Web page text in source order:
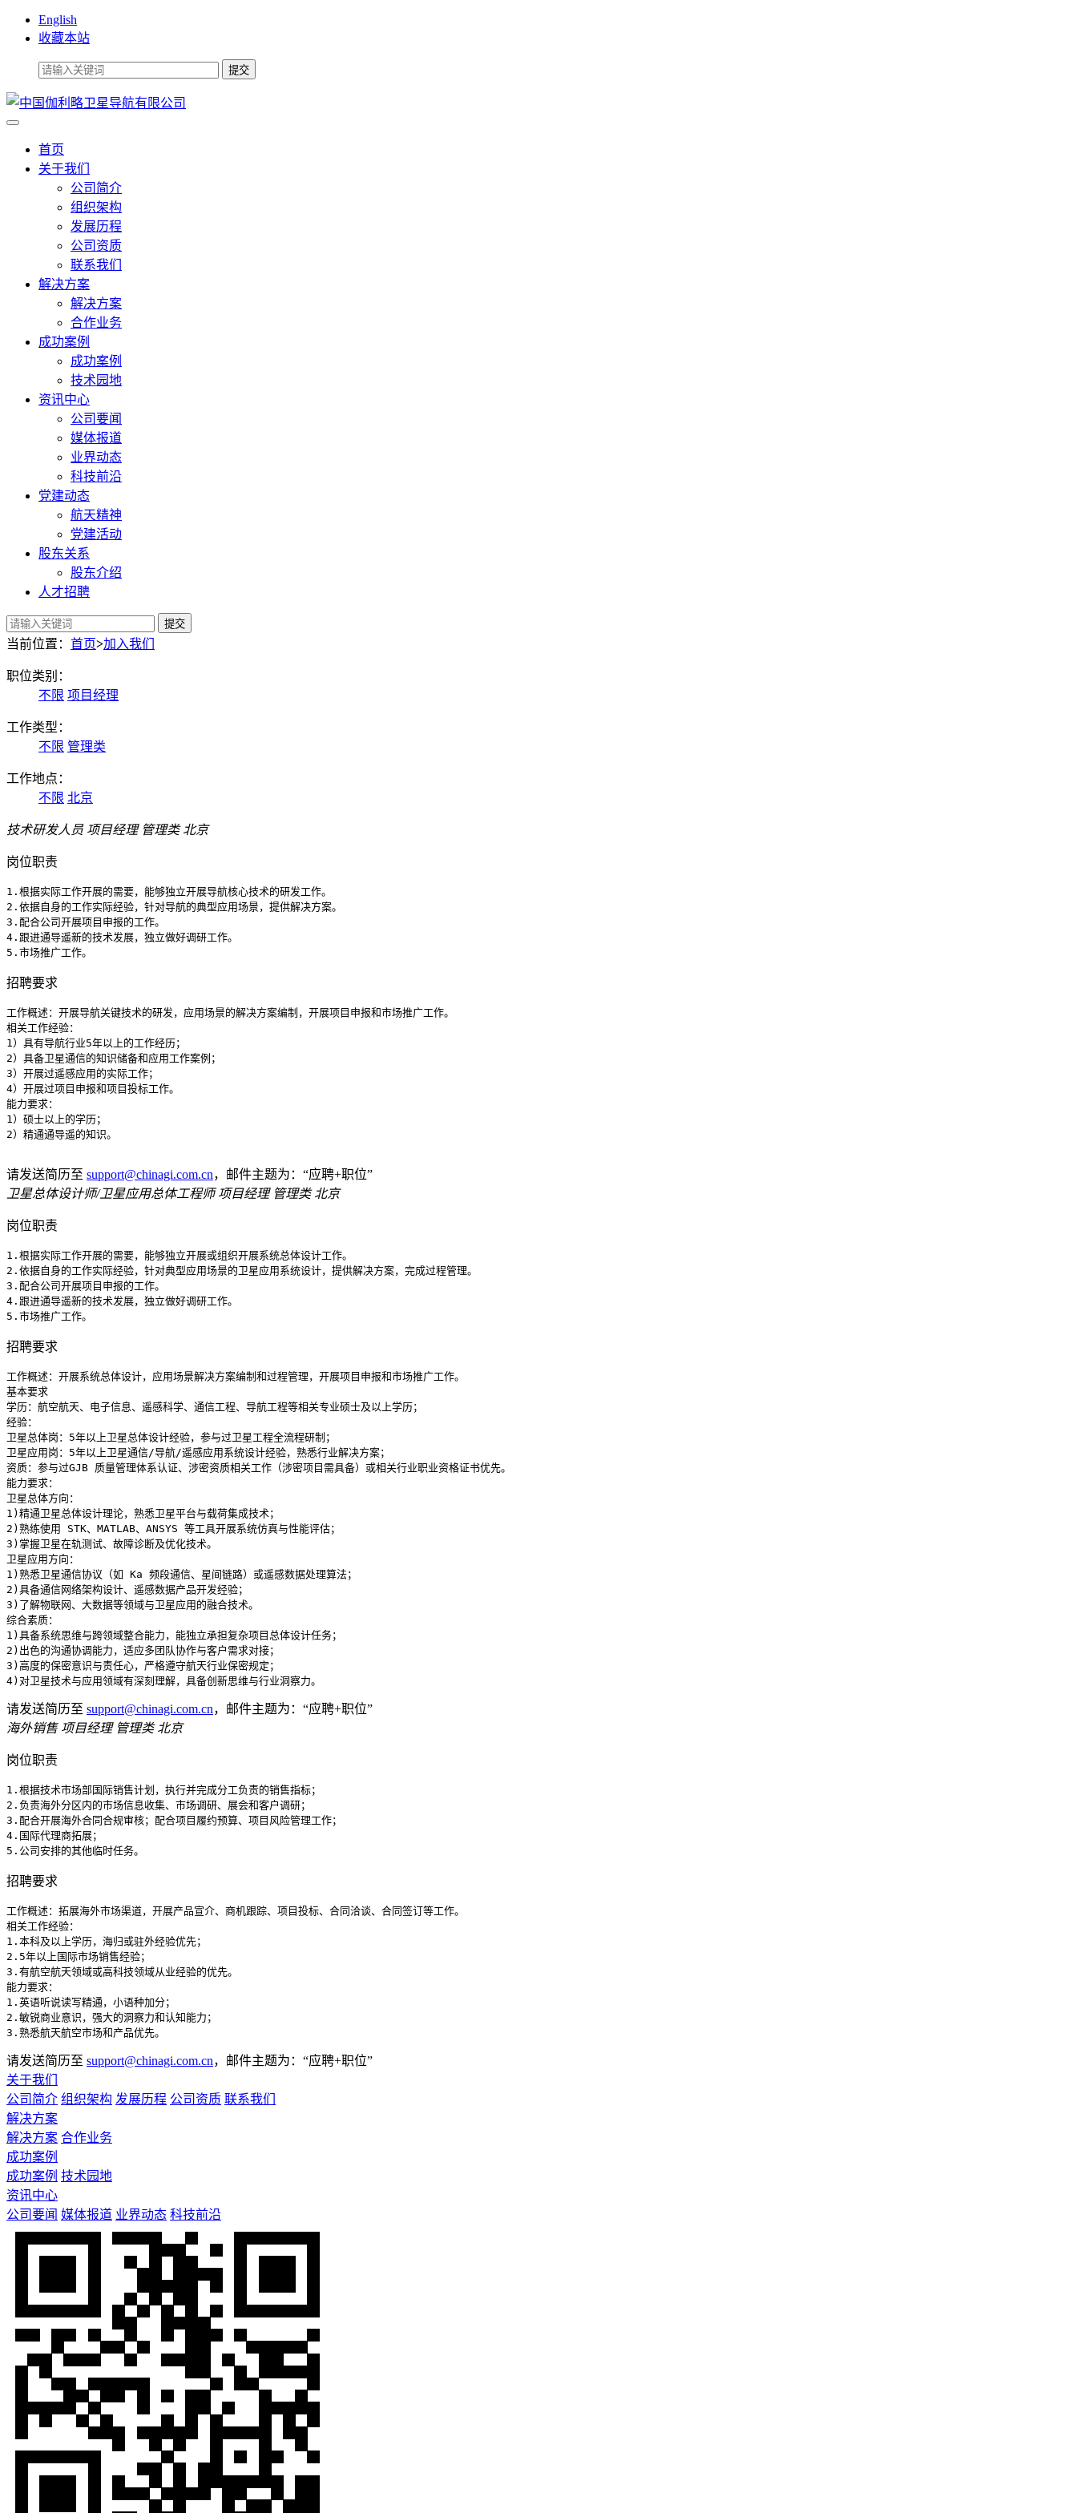
English
收藏本站
首页
关于我们
公司简介
组织架构
发展历程
公司资质
联系我们
解决方案
解决方案
合作业务
成功案例
成功案例
技术园地
资讯中心
公司要闻
媒体报道
业界动态
科技前沿
党建动态
航天精神
党建活动
股东关系
股东介绍
人才招聘
提交
当前位置： 首页>加入我们
职位类别：
不限 项目经理
工作类型：
不限 管理类‌
工作地点：
不限 北京
技术研发人员 项目经理 管理类‌ 北京
岗位职责
1.根据实际工作开展的需要，能够独立开展导航核心技术的研发工作。
2.依据自身的工作实际经验，针对导航的典型应用场景，提供解决方案。
3.配合公司开展项目申报的工作。
4.跟进通导遥新的技术发展，独立做好调研工作。
5.市场推广工作。
招聘要求
工作概述：开展导航关键技术的研发，应用场景的解决方案编制，开展项目申报和市场推广工作。
相关工作经验：
1）具有导航行业5年以上的工作经历；
2）具备卫星通信的知识储备和应用工作案例；
3）开展过遥感应用的实际工作；
4）开展过项目申报和项目投标工作。
能力要求：
1）硕士以上的学历；
2）精通通导遥的知识。
请发送简历至 support@chinagi.com.cn，邮件主题为：“应聘+职位”
卫星总体设计师/卫星应用总体工程师 项目经理 管理类‌ 北京
岗位职责
1.根据实际工作开展的需要，能够独立开展或组织开展系统总体设计工作。
2.依据自身的工作实际经验，针对典型应用场景的卫星应用系统设计，提供解决方案，完成过程管理。
3.配合公司开展项目申报的工作。
4.跟进通导遥新的技术发展，独立做好调研工作。
5.市场推广工作。
招聘要求
工作概述：开展系统总体设计，应用场景解决方案编制和过程管理，开展项目申报和市场推广工作。
基本要求
学历：航空航天、电子信息、遥感科学、通信工程、导航工程等相关专业硕士及以上学历；
经验：
卫星总体岗：5年以上卫星总体设计经验，参与过卫星工程全流程研制；
卫星应用岗：5年以上卫星通信/导航/遥感应用系统设计经验，熟悉行业解决方案；
资质：参与过GJB 质量管理体系认证、涉密资质相关工作（涉密项目需具备）或相关行业职业资格证书优先。
能力要求：
卫星总体方向：
1)精通卫星总体设计理论，熟悉卫星平台与载荷集成技术；
2)熟练使用 STK、MATLAB、ANSYS 等工具开展系统仿真与性能评估；
3)掌握卫星在轨测试、故障诊断及优化技术。
卫星应用方向：
1)熟悉卫星通信协议（如 Ka 频段通信、星间链路）或遥感数据处理算法；
2)具备通信网络架构设计、遥感数据产品开发经验；
3)了解物联网、大数据等领域与卫星应用的融合技术。
综合素质：
1)具备系统思维与跨领域整合能力，能独立承担复杂项目总体设计任务；
2)出色的沟通协调能力，适应多团队协作与客户需求对接；
3)高度的保密意识与责任心，严格遵守航天行业保密规定；
请发送简历至 support@chinagi.com.cn，邮件主题为：“应聘+职位”
海外销售 项目经理 管理类‌ 北京
岗位职责
1.根据技术市场部国际销售计划，执行并完成分工负责的销售指标；
2.负责海外分区内的市场信息收集、市场调研、展会和客户调研；
3.配合开展海外合同合规审核；配合项目履约预算、项目风险管理工作；
4.国际代理商拓展；
5.公司安排的其他临时任务。
招聘要求
工作概述：拓展海外市场渠道，开展产品宣介、商机跟踪、项目投标、合同洽谈、合同签订等工作。
相关工作经验：
1.本科及以上学历，海归或驻外经验优先；
2.5年以上国际市场销售经验；
3.有航空航天领域或高科技领域从业经验的优先。
能力要求：
1.英语听说读写精通，小语种加分；
2.敏锐商业意识，强大的洞察力和认知能力；
3.熟悉航天航空市场和产品优先。
请发送简历至 support@chinagi.com.cn，邮件主题为：“应聘+职位”
关于我们
公司简介 组织架构 发展历程 公司资质 联系我们
解决方案
解决方案 合作业务
成功案例
成功案例 技术园地
资讯中心
公司要闻 媒体报道 业界动态 科技前沿